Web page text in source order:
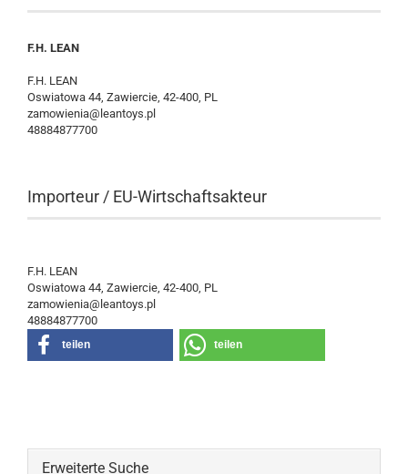
F.H. LEAN
F.H. LEAN
Oswiatowa 44, Zawiercie, 42-400, PL
zamowienia@leantoys.pl
48884877700
Importeur / EU-Wirtschaftsakteur
F.H. LEAN
Oswiatowa 44, Zawiercie, 42-400, PL
zamowienia@leantoys.pl
48884877700
teilen teilen
Erweiterte Suche